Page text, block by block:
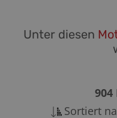
Unter diesen
904
Sortiert